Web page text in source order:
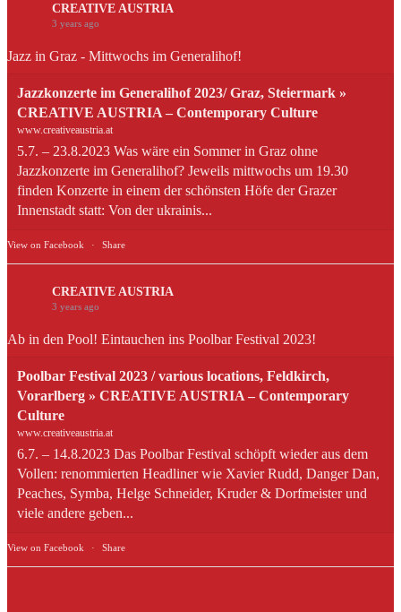
CREATIVE AUSTRIA
3 years ago
Jazz in Graz - Mittwochs im Generalihof!
Jazzkonzerte im Generalihof 2023/ Graz, Steiermark »
CREATIVE AUSTRIA – Contemporary Culture
www.creativeaustria.at
5.7. – 23.8.2023 Was wäre ein Sommer in Graz ohne
Jazzkonzerte im Generalihof? Jeweils mittwochs um 19.30
finden Konzerte in einem der schönsten Höfe der Grazer
Innenstadt statt: Von der ukrainis...
View on Facebook · Share
CREATIVE AUSTRIA
3 years ago
Ab in den Pool! Eintauchen ins Poolbar Festival 2023!
Poolbar Festival 2023 / various locations, Feldkirch,
Vorarlberg » CREATIVE AUSTRIA – Contemporary
Culture
www.creativeaustria.at
6.7. – 14.8.2023 Das Poolbar Festival schöpft wieder aus dem
Vollen: renommierten Headliner wie Xavier Rudd, Danger Dan,
Peaches, Symba, Helge Schneider, Kruder & Dorfmeister und
viele andere geben...
View on Facebook · Share